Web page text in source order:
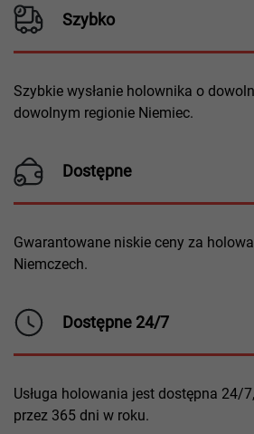
Szybko
Szybkie wysłanie holownika o
dowolnym regionie Niemiec.
Dostępne
Gwarantowane niskie ceny za
Niemczech.
Dostępne 24/7
Usługa holowania jest dostępna 24/
przez 365 dni w roku.